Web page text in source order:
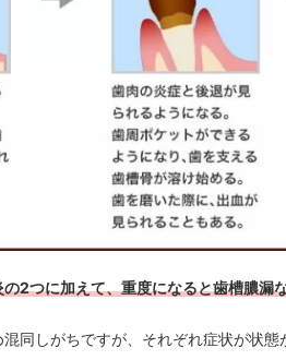
2つに加えて、重度になると歯槽膿漏
同しがちですが、それぞれ症状が状態